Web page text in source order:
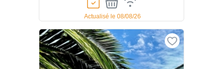
Actualisé le 08/08/26